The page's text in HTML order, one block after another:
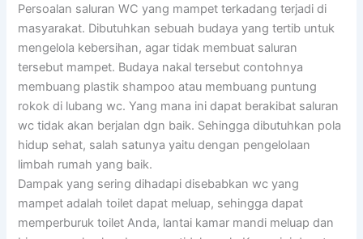
Persoalan saluran WC yang mampet terkadang terjadi di
masyarakat. Dibutuhkan sebuah budaya yang tertib untuk
mengelola kebersihan, agar tidak membuat saluran
tersebut mampet. Budaya nakal tersebut contohnya
membuang plastik shampoo atau membuang puntung
rokok di lubang wc. Yang mana ini dapat berakibat saluran
wc tidak akan berjalan dgn baik. Sehingga dibutuhkan pola
hidup sehat, salah satunya yaitu dengan pengelolaan
limbah rumah yang baik.
Dampak yang sering dihadapi disebabkan wc yang
mampet adalah toilet dapat meluap, sehingga dapat
memperburuk toilet Anda, lantai kamar mandi meluap dan